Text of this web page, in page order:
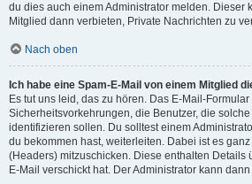
du dies auch einem Administrator melden. Dieser
Mitglied dann verbieten, Private Nachrichten zu
Nach oben
Ich habe eine Spam-E-Mail von einem Mitglied
Es tut uns leid, das zu hören. Das E-Mail-
Sicherheitsvorkehrungen, die Benutzer, die
identifizieren sollen. Du solltest einem
du bekommen hast, weiterleiten. Dabei ist es
(Headers) mitzuschicken. Diese enthalten Details
E-Mail verschickt hat. Der Administrator kann